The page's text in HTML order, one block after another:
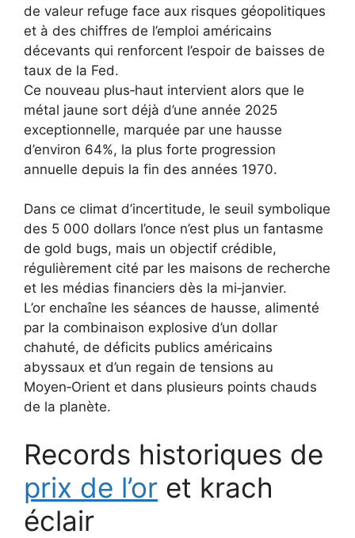
de valeur refuge face aux risques géopolitiques
et à des chiffres de l’emploi américains
décevants qui renforcent l’espoir de baisses de
taux de la Fed.
Ce nouveau plus‑haut intervient alors que le
métal jaune sort déjà d’une année 2025
exceptionnelle, marquée par une hausse
d’environ 64%, la plus forte progression
annuelle depuis la fin des années 1970.
Dans ce climat d’incertitude, le seuil symbolique
des 5 000 dollars l’once n’est plus un fantasme
de gold bugs, mais un objectif crédible,
régulièrement cité par les maisons de recherche
et les médias financiers dès la mi‑janvier.
L’or enchaîne les séances de hausse, alimenté
par la combinaison explosive d’un dollar
chahuté, de déficits publics américains
abyssaux et d’un regain de tensions au
Moyen‑Orient et dans plusieurs points chauds
de la planète.
Records historiques de
prix de l’or et krach
éclair